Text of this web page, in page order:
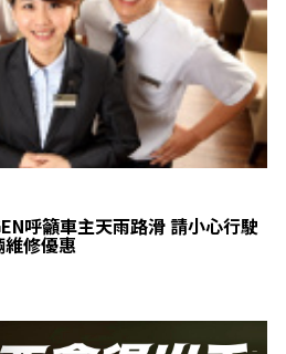
呼籲車主天雨路滑 請小心行駛
修優惠